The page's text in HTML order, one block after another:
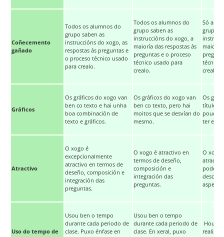
Coñecemento
gañado
Todos os alumnos do
grupo saben as
instruccións do xogo, as
respostas ás preguntas e
o proceso técnico usado
para crealo.
Todos os alumnos do
grupo saben as
instruccións do xogo, a
maioría das respostas ás
preguntas e o proceso
técnico usado para
crealo.
Só
grupo
maioría
técnico
crealo..
Gráficos
Os gráficos do xogo van
ben co texto e hai unha
boa combinación de
texto e gráficos.
Os gráficos do xogo van
ben co texto, pero hai
moitos que se desvían do
mesmo.
Os
título,
poucos
ter
Atractivo
O xogo é
excepcionalmente
atractivo en termos de
deseño, composición e
integración das
preguntas.
O xogo é atractivo en
termos de deseño,
composición e
integración das
preguntas.
O xogo
pode
Uso do tempo de
Usou ben o tempo
durante cada periodo de
clase. Puxo énfase en
Usou ben o tempo
durante cada periodo de
clase. En xeral, puxo
Houbo
realizar